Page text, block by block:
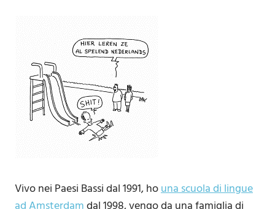
Vivo nei Paesi Bassi dal 1991, houna scuola di lingue